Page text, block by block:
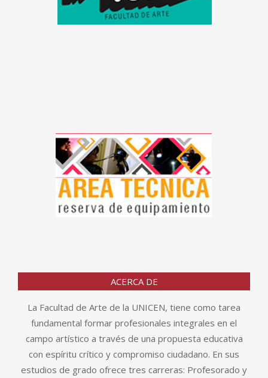
ACERCA DE
La Facultad de Arte de la UNICEN, tiene como tarea
fundamental formar profesionales integrales en el
campo artístico a través de una propuesta educativa
con espíritu crítico y compromiso ciudadano. En sus
estudios de grado ofrece tres carreras: Profesorado y